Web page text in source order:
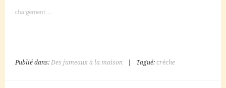
chargement…
Publié dans:Des jumeaux à la maison Tagué:crèche